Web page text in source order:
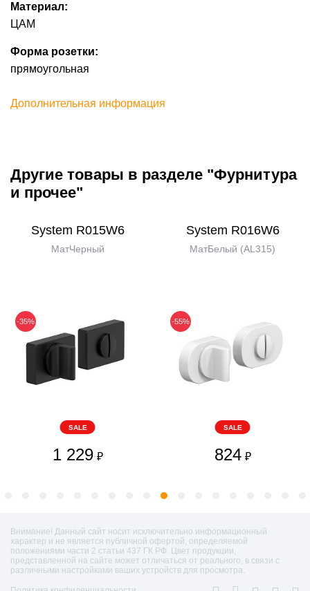
Материал:
ЦАМ
Форма розетки:
прямоугольная
Дополнительная информация
Другие товары в разделе "Фурнитура
и прочее"
System R015W6
МатЧерный
-35%
SALE
1 229 ₽
System R016W6
МатБелый (AL315)
-55%
SALE
824 ₽
Внимание! Данный сайт носит исключительно информационный
характер и не является публичной офертой, определяемой
положениями части 2 статьи 437 ГК РФ. Цвет продукции,
представленной на сайте может отличаться от реального, в связи с
различными настройками ваших устройств для просмотра.